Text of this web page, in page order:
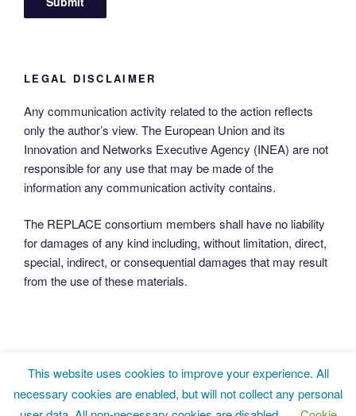
LEGAL DISCLAIMER
Any communication activity related to the action reflects
only the author’s view. The European Union and its
Innovation and Networks Executive Agency (INEA) are not
responsible for any use that may be made of the
information any communication activity contains.
The REPLACE consortium members shall have no liability
for damages of any kind including, without limitation, direct,
special, indirect, or consequential damages that may result
from the use of these materials.
Twitter LinkedInFacebook
This website uses cookies to improve your experience. All
necessary cookies are enabled, but will not collect any personal